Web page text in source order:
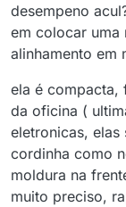
desempeno
em colocar uma
alinhamento em
ela é compacta,
da oficina (
eletronicas, elas
cordinha como
moldura na
muito preciso,